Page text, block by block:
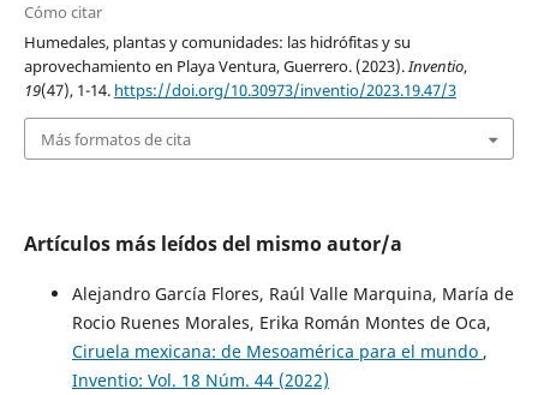
Cómo citar
Humedales, plantas y comunidades: las hidrófitas y su
aprovechamiento en Playa Ventura, Guerrero. (2023).Inventio,
19(47), 1-14. https://doi.org/10.30973/inventio/2023.19.47/3
Más formatos de cita
Artículos más leídos del mismo autor/a
Alejandro García Flores, Raúl Valle Marquina, María de
Rocio Ruenes Morales, Erika Román Montes de Oca,
Ciruela mexicana: de Mesoamérica para el mundo ,
Inventio: Vol. 18 Núm. 44 (2022)